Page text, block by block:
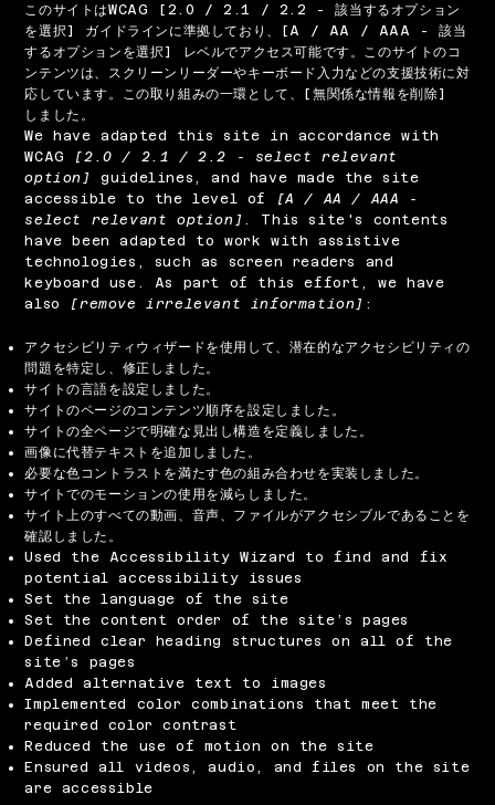
このサイトはWCAG [2.0 / 2.1 / 2.2 - 該当するオプション
を選択] ガイドラインに準拠しており、[A / AA / AAA - 該当
するオプションを選択] レベルでアクセス可能です。このサイトのコ
ンテンツは、スクリーンリーダーやキーボード入力などの支援技術に対
応しています。この取り組みの一環として、[無関係な情報を削除]
しました。
We have adapted this site in accordance with
WCAG
[2.0 / 2.1 / 2.2 - select relevant
option]
guidelines, and have made the site
accessible to the level of
[A / AA / AAA -
select relevant option] . This site's contents
have been adapted to work with assistive
technologies, such as screen readers and
keyboard use. As part of this effort, we have
also
[remove irrelevant information] :
アクセシビリティウィザードを使用して、潜在的なアクセシビリティの
問題を特定し、修正しました。
サイトの言語を設定しました。
サイトのページのコンテンツ順序を設定しました。
サイトの全ページで明確な見出し構造を定義しました。
画像に代替テキストを追加しました。
必要な色コントラストを満たす色の組み合わせを実装しました。
サイトでのモーションの使用を減らしました。
サイト上のすべての動画、音声、ファイルがアクセシブルであることを
確認しました。
Used the Accessibility Wizard to find and fix
potential accessibility issues
Set the language of the site
Set the content order of the site’s pages
Defined clear heading structures on all of the
site’s pages
Added alternative text to images
Implemented color combinations that meet the
required color contrast
Reduced the use of motion on the site
Ensured all videos, audio, and files on the site
are accessible